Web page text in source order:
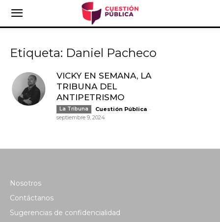
Etiqueta: Daniel Pacheco
VICKY EN SEMANA, LA
TRIBUNA DEL
ANTIPETRISMO
La Tribuna Cuestión Pública -
septiembre 9, 2024
Nosotros
Contáctanos
Sugerencias de confidencialidad